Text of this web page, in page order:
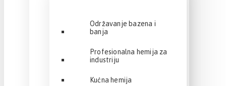
Održavanje bazena i
banja
Profesionalna hemija za
industriju
Kućna hemija